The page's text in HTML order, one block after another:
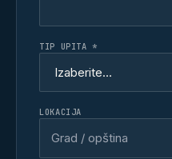
TIP UPITA *
LOKACIJA